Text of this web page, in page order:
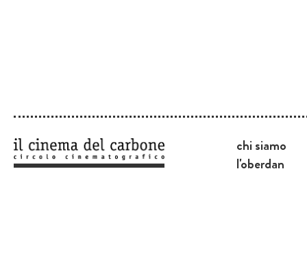
chi siamo
l'oberdan